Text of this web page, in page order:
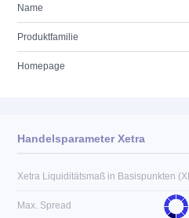
Name
Produktfamilie
Homepage
Handelsparameter Xetra
Xetra Liquiditätsmaß in Basispunkten
Max. Spread